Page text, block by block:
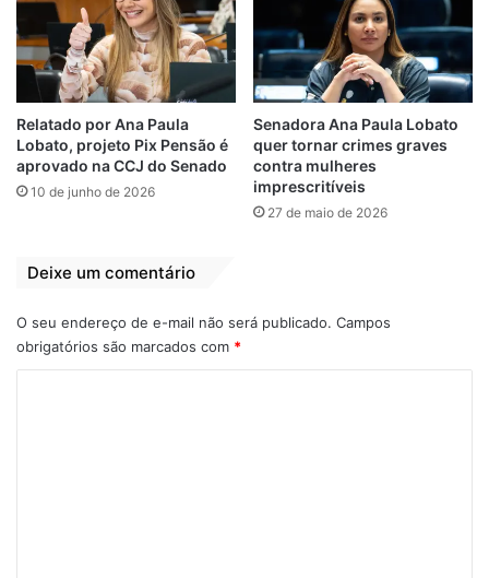
Relatado por Ana Paula
Lobato, projeto Pix Pensão é
aprovado na CCJ do Senado
10 de junho de 2026
Senadora Ana Paula Lobato
quer tornar crimes graves
contra mulheres
imprescritíveis
27 de maio de 2026
Deixe um comentário
O seu endereço de e-mail não será publicado. Campos
obrigatórios são marcados com *